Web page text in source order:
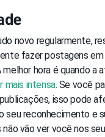
novo regularmente,
fazer postagens em
hora é quando a
mais intensa. Se você
isso pode
seu reconhecimento e
não vão ver você nos